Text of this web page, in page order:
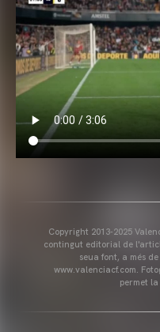
Copyright 2013-2025
contingut editorial de
seua font, a més
www.valenciacf.com.
permet